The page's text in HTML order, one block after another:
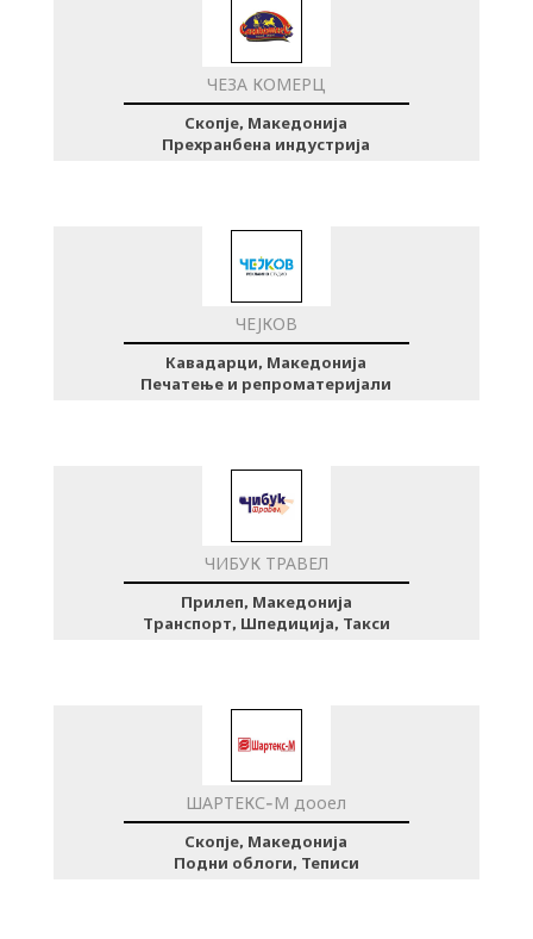
ЧЕЗА КОМЕРЦ
Скопје, Македонија
Прехранбена индустрија
ЧЕЈКОВ
Кавадарци, Македонија
Печатење и репроматеријали
ЧИБУК ТРАВЕЛ
Прилеп, Македонија
Транспорт, Шпедиција, Такси
ШАРТЕКС-М дооел
Скопје, Македонија
Подни облоги, Теписи